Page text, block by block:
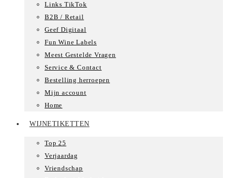
Links TikTok
B2B / Retail
Geef Digitaal
Fun Wine Labels
Meest Gestelde Vragen
Service & Contact
Bestelling herroepen
Mijn account
Home
WIJNETIKETTEN
Top 25
Verjaardag
Vriendschap